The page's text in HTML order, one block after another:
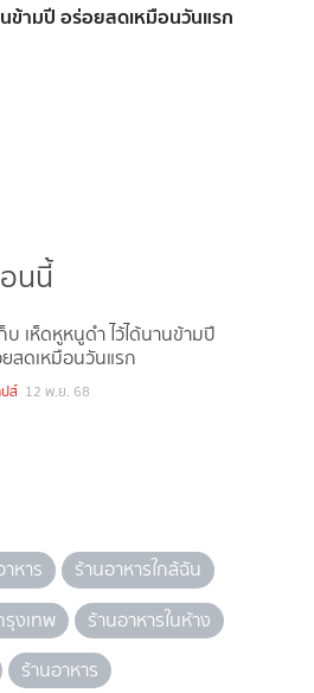
ข้ามปี อร่อยสดเหมือนวันแรก
นนี้
บ เห็ดหูหนูดำ ไว้ได้นานข้ามปี
สดเหมือนวันแรก
ส์ 12 พ.ย. 68
หาร
ร้านอาหารใกล้ฉัน
รุงเทพ
ร้านอาหารในห้าง
ร้านอาหาร